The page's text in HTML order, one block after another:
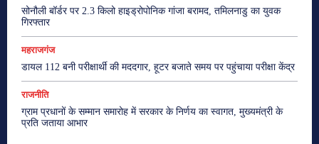
सोनौली बॉर्डर पर 2.3 किलो हाइड्रोपोनिक गांजा बरामद, तमिलनाडु का युवक
गिरफ्तार
महराजगंज
डायल 112 बनी परीक्षार्थी की मददगार, हूटर बजाते समय पर पहुंचाया परीक्षा केंद्र
राजनीति
ग्राम प्रधानों के सम्मान समारोह में सरकार के निर्णय का स्वागत, मुख्यमंत्री के
प्रति जताया आभार